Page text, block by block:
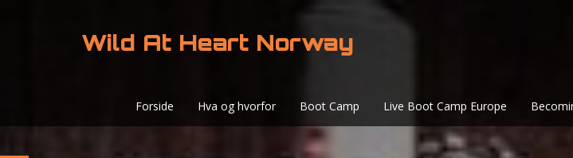
Wild At Heart Norway
Forside Hva og hvorfor Boot Camp Live Boot Camp Europe